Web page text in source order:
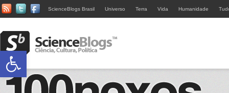
ScienceBlogs Brasil Universo Terra Vida Humanidade
Abrir a barra de ferramentas